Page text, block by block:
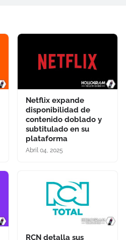
Netflix expande
disponibilidad de
contenido doblado y
subtitulado en su
plataforma
Abril 04, 2025
RCN detalla sus